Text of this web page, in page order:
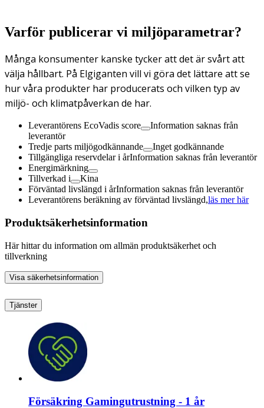
Varför publicerar vi miljöparametrar?
Många konsumenter kanske tycker att det är svårt att
välja hållbart. På Elgiganten vill vi göra det lättare att se
hur våra produkter har producerats och vilken typ av
miljö- och klimatpåverkan de har.
Leverantörens EcoVadis score
Information saknas från
leverantör
Tredje parts miljögodkännande
Inget godkännande
Tillgängliga reservdelar i årInformation saknas från leverantör
Energimärkning
Tillverkad i
Kina
Förväntad livslängd i årInformation saknas från leverantör
Leverantörens beräkning av förväntad livslängd,läs mer här
Produktsäkerhetsinformation
Här hittar du information om allmän produktsäkerhet och
tillverkning
Visa säkerhetsinformation
Tjänster
Försäkring Gamingutrustning - 1 år